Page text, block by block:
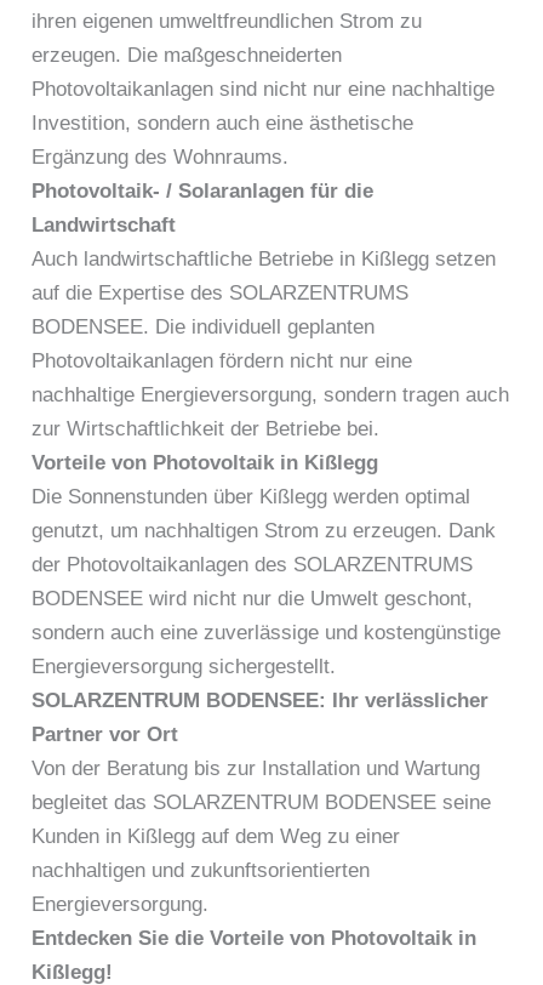
ihren eigenen umweltfreundlichen Strom zu
erzeugen. Die maßgeschneiderten
Photovoltaikanlagen sind nicht nur eine nachhaltige
Investition, sondern auch eine ästhetische
Ergänzung des Wohnraums.
Photovoltaik- / Solaranlagen für die
Landwirtschaft
Auch landwirtschaftliche Betriebe in Kißlegg setzen
auf die Expertise des SOLARZENTRUMS
BODENSEE. Die individuell geplanten
Photovoltaikanlagen fördern nicht nur eine
nachhaltige Energieversorgung, sondern tragen auch
zur Wirtschaftlichkeit der Betriebe bei.
Vorteile von Photovoltaik in Kißlegg
Die Sonnenstunden über Kißlegg werden optimal
genutzt, um nachhaltigen Strom zu erzeugen. Dank
der Photovoltaikanlagen des SOLARZENTRUMS
BODENSEE wird nicht nur die Umwelt geschont,
sondern auch eine zuverlässige und kostengünstige
Energieversorgung sichergestellt.
SOLARZENTRUM BODENSEE: Ihr verlässlicher
Partner vor Ort
Von der Beratung bis zur Installation und Wartung
begleitet das SOLARZENTRUM BODENSEE seine
Kunden in Kißlegg auf dem Weg zu einer
nachhaltigen und zukunftsorientierten
Energieversorgung.
Entdecken Sie die Vorteile von Photovoltaik in
Kißlegg!